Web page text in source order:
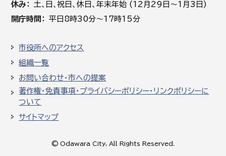
休み
土､日､祝日、休日、年末年始 (12月29日～1月3日)
開庁時間
平日8時30分～17時15分
市役所へのアクセス
組織一覧
お問い合わせ・市への提案
著作権・免責事項・プライバシーポリシー・リンクポリシーに
ついて
サイトマップ
© Odawara City, All Rights Reserved.